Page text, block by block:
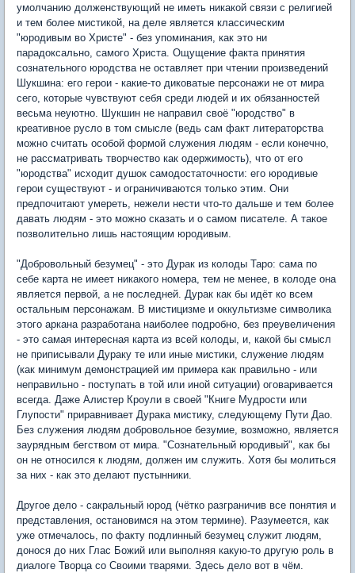
умолчанию долженствующий не иметь никакой связи с религией
и тем более мистикой, на деле является классическим
"юродивым во Христе" - без упоминания, как это ни
парадоксально, самого Христа. Ощущение факта принятия
сознательного юродства не оставляет при чтении произведений
Шукшина: его герои - какие-то диковатые персонажи не от мира
сего, которые чувствуют себя среди людей и их обязанностей
весьма неуютно. Шукшин не направил своё "юродство" в
креативное русло в том смысле (ведь сам факт литераторства
можно считать особой формой служения людям - если конечно,
не рассматривать творчество как одержимость), что от его
"юродства" исходит душок самодостаточности: его юродивые
герои существуют - и ограничиваются только этим. Они
предпочитают умереть, нежели нести что-то дальше и тем более
давать людям - это можно сказать и о самом писателе. А такое
позволительно лишь настоящим юродивым.
"Добровольный безумец" - это Дурак из колоды Таро: сама по
себе карта не имеет никакого номера, тем не менее, в колоде она
является первой, а не последней. Дурак как бы идёт ко всем
остальным персонажам. В мистицизме и оккультизме символика
этого аркана разработана наиболее подробно, без преувеличения
- это самая интересная карта из всей колоды, и, какой бы смысл
не приписывали Дураку те или иные мистики, служение людям
(как минимум демонстрацией им примера как правильно - или
неправильно - поступать в той или иной ситуации) оговаривается
всегда. Даже Алистер Кроули в своей "Книге Мудрости или
Глупости" приравнивает Дурака мистику, следующему Пути Дао.
Без служения людям добровольное безумие, возможно, является
заурядным бегством от мира. "Сознательный юродивый", как бы
он не относился к людям, должен им служить. Хотя бы молиться
за них - как это делают пустынники.
Другое дело - сакральный юрод (чётко разграничив все понятия и
представления, остановимся на этом термине). Разумеется, как
уже отмечалось, по факту подлинный безумец служит людям,
донося до них Глас Божий или выполняя какую-то другую роль в
диалоге Творца со Своими тварями. Здесь дело вот в чём.